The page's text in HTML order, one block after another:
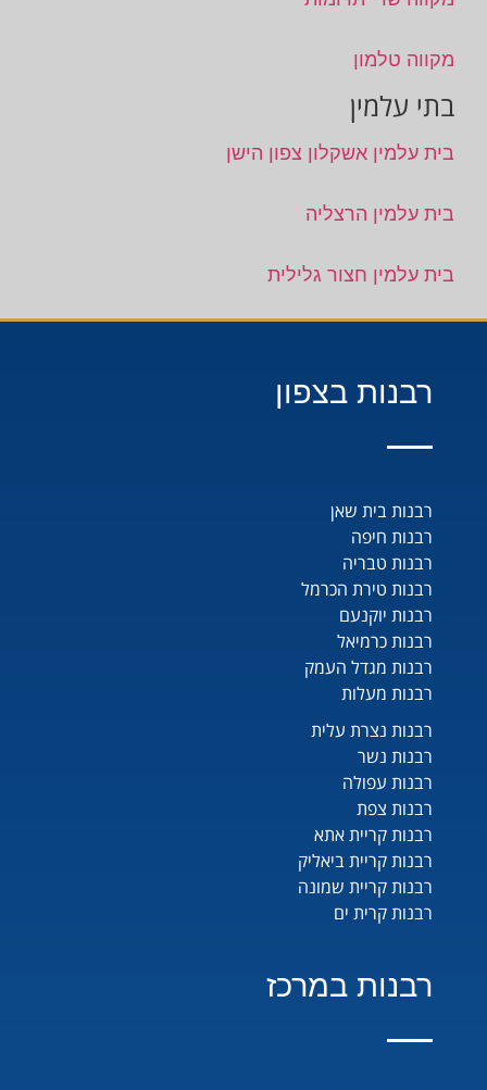
מקווה טלמון
בתי עלמין
בית עלמין אשקלון צפון הישן
בית עלמין הרצליה
בית עלמין חצור גלילית
רבנות בצפון
רבנות בית שאן
רבנות חיפה
רבנות טבריה
רבנות טירת הכרמל
רבנות יוקנעם
רבנות כרמיאל
רבנות מגדל העמק
רבנות מעלות
רבנות נצרת עלית
רבנות נשר
רבנות עפולה
רבנות צפת
רבנות קריית אתא
רבנות קריית ביאליק
רבנות קריית שמונה
רבנות קרית ים
רבנות במרכז